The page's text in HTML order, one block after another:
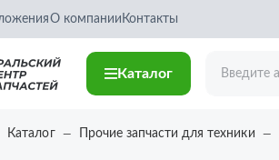
О компании Контакты
Каталог
Каталог Прочие запчасти для техники